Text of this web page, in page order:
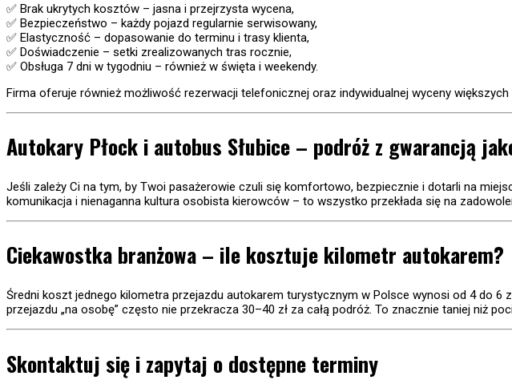
✅ Brak ukrytych kosztów – jasna i przejrzysta wycena,
✅ Bezpieczeństwo – każdy pojazd regularnie serwisowany,
✅ Elastyczność – dopasowanie do terminu i trasy klienta,
✅ Doświadczenie – setki zrealizowanych tras rocznie,
✅ Obsługa 7 dni w tygodniu – również w święta i weekendy.
Firma oferuje również możliwość rezerwacji telefonicznej oraz indywidualnej wyceny większych
Autokary Płock i autobus Słubice – podróż z gwarancją
Jeśli zależy Ci na tym, by Twoi pasażerowie czuli się komfortowo, bezpiecznie i dotarli na
komunikacja i nienaganna kultura osobista kierowców – to wszystko przekłada się na
Ciekawostka branżowa – ile kosztuje kilometr autokarem?
Średni koszt jednego kilometra przejazdu autokarem turystycznym w Polsce wynosi od 4 do
przejazdu „na osobę” często nie przekracza 30–40 zł za całą podróż. To znacznie taniej niż
Skontaktuj się i zapytaj o dostępne terminy